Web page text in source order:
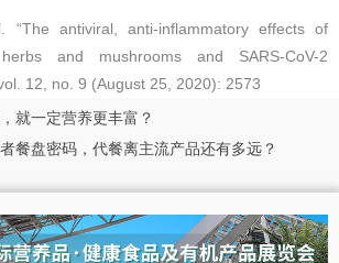
“The antiviral, anti-inflammatory effects of
and mushrooms and SARS-CoV-2
12, no. 9 (August 25, 2020): 2573
就一定营养更丰富？
餐盘密码，代餐离主流产品还有多远？